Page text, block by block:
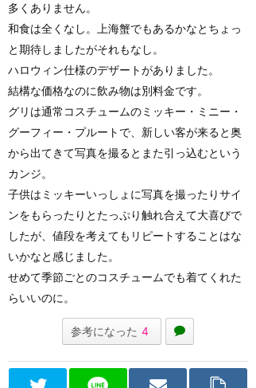
多くありません。
和食は全くなし。上海蟹でもあるかなとちょっ
と期待しましたがそれもなし。
ハロウィン仕様のデザートがありました。
結構な価格なのに飲み物は別料金です。
グリは通常コスチュームのミッキー・ミニー・
グーフィー・プルートで、新しい客が来ると奥
から出てきて写真を撮るとまた引っ込むという
カンジ。
子供はミッキーいっしょに写真を撮ったりサイ
ンをもらったりとたっぷり触れ合えて大喜びで
したが、値段を考えてもリピートすることはな
いかなと感じました。
せめて季節ごとのコスチュームでも着てくれた
らいいのに。
参考になった 4